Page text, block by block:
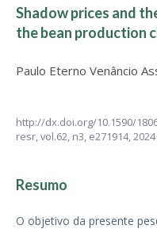
Shadow prices and
the bean production
Paulo Eterno Venâncio
http://dx.doi.org/10.1590/
resr,vol.62, n3, e271914, 2024
Resumo
O objetivo da presente